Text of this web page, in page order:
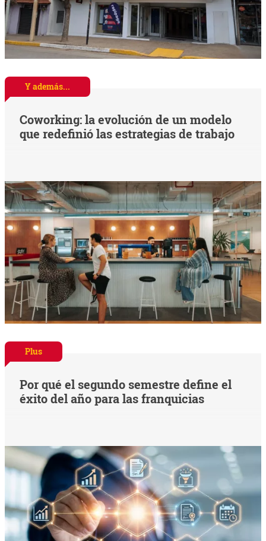
Y además...
Coworking: la evolución de un modelo
que redefinió las estrategias de trabajo
Plus
Por qué el segundo semestre define el
éxito del año para las franquicias